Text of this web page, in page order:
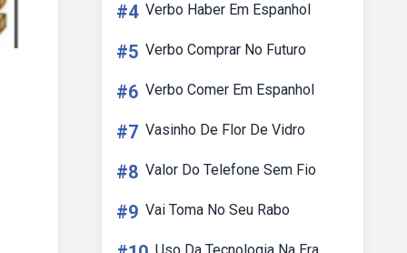
#4 Verbo Haber Em Espanhol
#5 Verbo Comprar No Futuro
#6 Verbo Comer Em Espanhol
#7 Vasinho De Flor De Vidro
#8 Valor Do Telefone Sem Fio
#9 Vai Toma No Seu Rabo